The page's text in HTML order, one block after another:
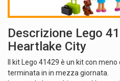
Descrizione Lego
Heartlake City
Il kit Lego 41429 è un kit con
terminata in in mezza giornata.